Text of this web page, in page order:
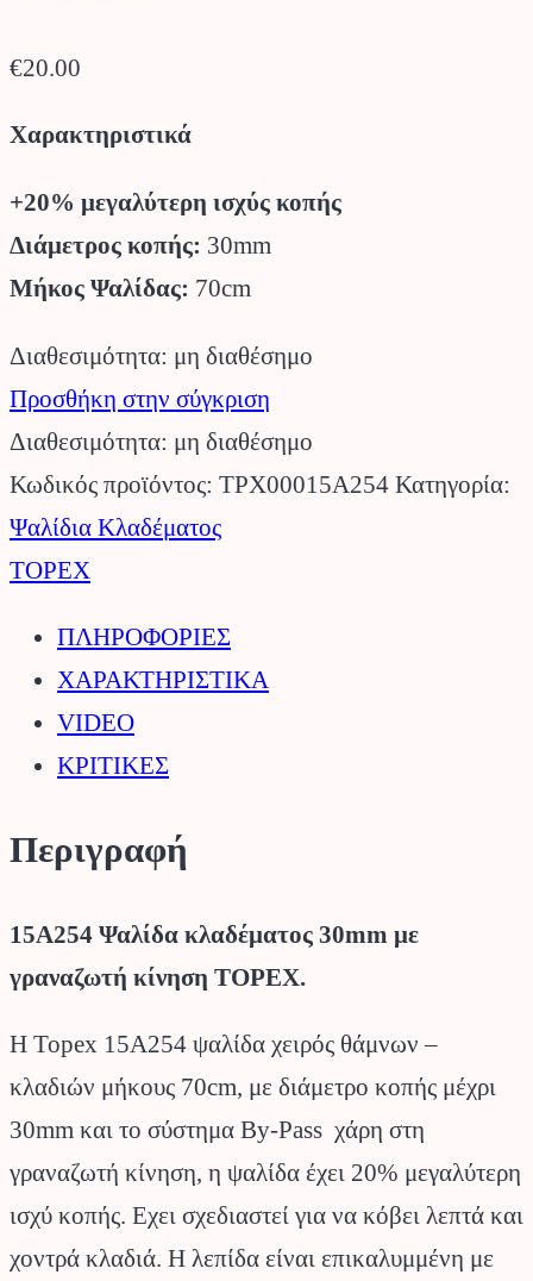
€20.00
Χαρακτηριστικά
+20% μεγαλύτερη ισχύς κοπής
Διάμετρος κοπής: 30mm
Μήκος Ψαλίδας: 70cm
Διαθεσιμότητα: μη διαθέσημο
Προσθήκη στην σύγκριση
Διαθεσιμότητα: μη διαθέσημο
Κωδικός προϊόντος: TPX00015A254 Κατηγορία:
Ψαλίδια Κλαδέματος
TOPEX
ΠΛΗΡΟΦΟΡΙΕΣ
ΧΑΡΑΚΤΗΡΙΣΤΙΚΑ
VIDEO
ΚΡΙΤΙΚΕΣ
Περιγραφή
15A254 Ψαλίδα κλαδέματος 30mm με
γραναζωτή κίνηση TOPEX.
Η Topex 15A254 ψαλίδα χειρός θάμνων –
κλαδιών μήκους 70cm, με διάμετρο κοπής μέχρι
30mm και το σύστημα By-Pass χάρη στη
γραναζωτή κίνηση, η ψαλίδα έχει 20% μεγαλύτερη
ισχύ κοπής. Εχει σχεδιαστεί για να κόβει λεπτά και
χοντρά κλαδιά. Η λεπίδα είναι επικαλυμμένη με